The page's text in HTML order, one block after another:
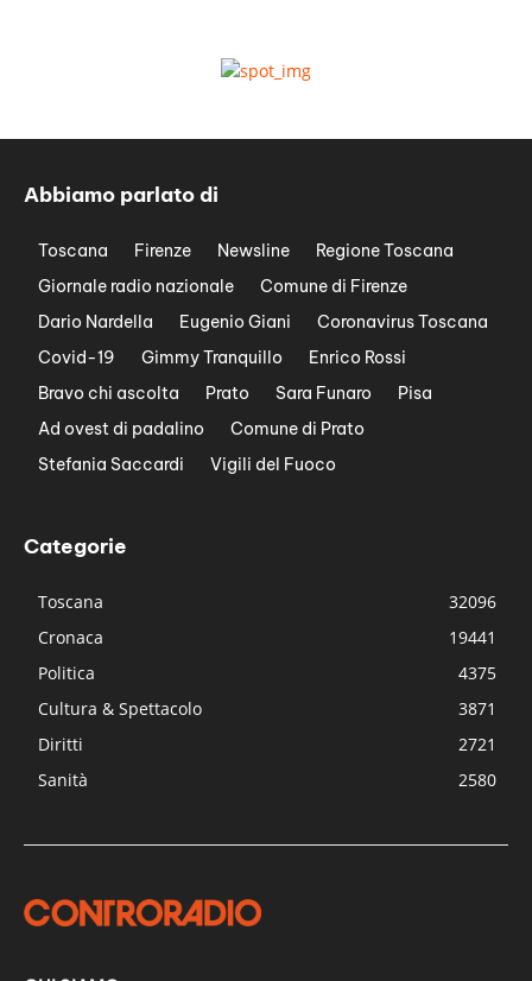
Abbiamo parlato di
Toscana Firenze Newsline
Regione Toscana
Giornale radio nazionale
Comune di Firenze
Dario Nardella
Eugenio Giani
Coronavirus Toscana
Covid-19
Gimmy Tranquillo
Enrico Rossi
Bravo chi ascolta
Prato Sara Funaro
Pisa
Ad ovest di padalino
Comune di Prato
Stefania Saccardi
Vigili del Fuoco
Categorie
Toscana
32096
Cronaca
19441
Politica
4375
Cultura & Spettacolo
3871
Diritti
2721
Sanità
2580